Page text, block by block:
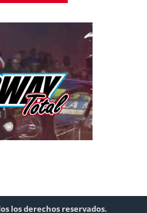
los derechos reservados.